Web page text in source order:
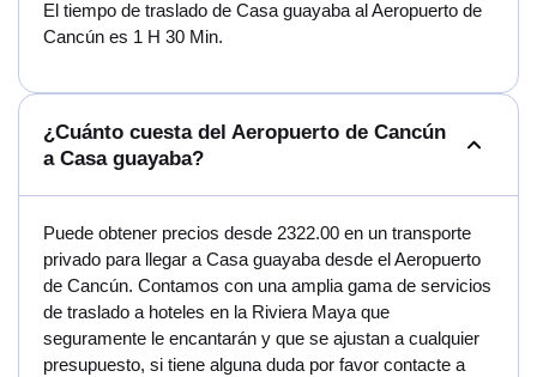
El tiempo de traslado de Casa guayaba al Aeropuerto de
Cancún es 1 H 30 Min.
¿Cuánto cuesta del Aeropuerto de Cancún
a Casa guayaba?
Puede obtener precios desde 2322.00 en un transporte
privado para llegar a Casa guayaba desde el Aeropuerto
de Cancún. Contamos con una amplia gama de servicios
de traslado a hoteles en la Riviera Maya que
seguramente le encantarán y que se ajustan a cualquier
presupuesto, si tiene alguna duda por favor contacte a